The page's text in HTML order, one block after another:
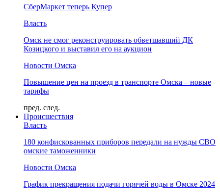
СберМаркет теперь Купер
Власть
Омск не смог реконструировать обветшавший ДК
Козицкого и выставил его на аукцион
Новости Омска
Повышение цен на проезд в транспорте Омска – новые
тарифы
пред. след.
Происшествия
Власть
180 конфискованных приборов передали на нужды СВО
омские таможенники
Новости Омска
График прекращения подачи горячей воды в Омске 2024